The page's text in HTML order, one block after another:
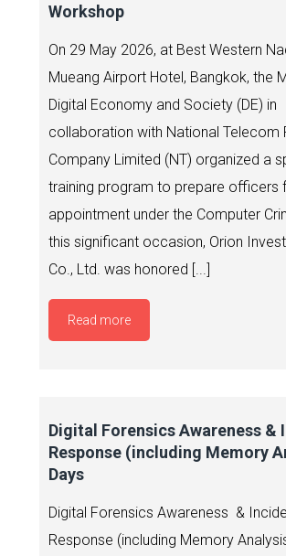
Workshop
On 29 May 2026, at Best Western
Mueang Airport Hotel, Bangkok, the
Digital Economy and Society (DE) in
collaboration with National Telecom
Company Limited (NT) organized a
training program to prepare officers
appointment under the Computer
this significant occasion, Orion
Co., Ltd. was honored [...]
Read more
Digital Forensics Awareness &
Response (including Memory
Days
Digital Forensics Awareness &
Response (including Memory